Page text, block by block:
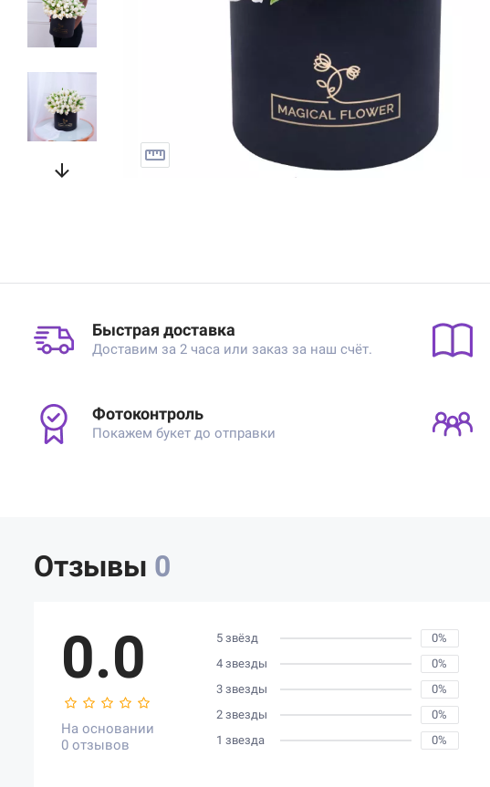
Быстрая доставка
Доставим за 2 часа или заказ за наш счёт.
Фотоконтроль
Покажем букет до отправки
Отзывы 0
0.0
На основании
0 отзывов
5 звёзд
0%
4 звезды
0%
3 звезды
0%
2 звезды
0%
1 звезда
0%